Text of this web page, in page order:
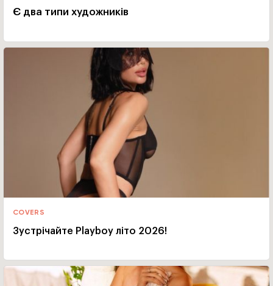
Є два типи художників
COVERS
Зустрічайте Playboy літо 2026!